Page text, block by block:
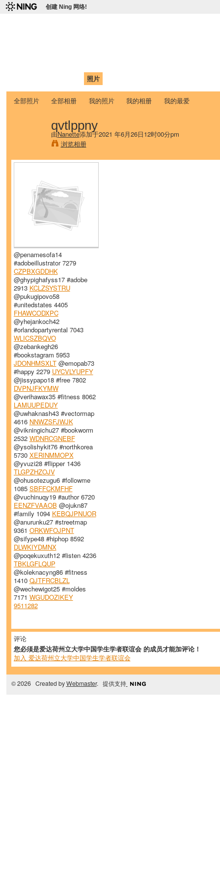
创建 Ning 网络!
照片
全部照片 全部相册 我的照片 我的相册 我的最爱
qvtlppny
由Nanette添加于2021 年6月26日12时00分pm
浏览相册
@penamesofa14
#adobeillustrator 7279
CZPBXGDDHK
@ghypighafyss17 #adobe
2913 KCLZSYSTRU
@pukugipovo58
#unitedstates 4405
FHAWCODXPC
@yhejankoch42
#orlandopartyrental 7043
WLICSZBQVO
@zebankegh26
#bookstagram 5953
JDONHMSXLT@emopab73
#happy 2279 UYCVLYUPFY
@jissypapo18 #free 7802
DVPNJFKYMW
@verihawax35 #fitness 8062
LAMUUPEDUY
@uwhaknash43 #vectormap
4616 NNWZSFJWJK
@vikningichu27 #bookworm
2532 WDNRCGNEBF
@ysolishykit76 #northkorea
5730 XERINMMOPX
@yvuzi28 #flipper 1436
TLGPZHZOJV
@ohusotezugu6 #followme
1085 SBFFCKMFHF
@vuchinuqy19 #author 6720
EENZFVAAOB @ojukn87
#family 1094 KEBQJPNUOR
@anurunku27 #streetmap
9361 ORKWFOJPNT
@sifype48 #hiphop 8592
DLWKIYDMNX
@poqekuxuth12 #listen 4236
TBKLGFLQUP
@koleknacyng86 #fitness
1410 QJTFRCBLZL
@wechewigot25 #moldes
7171 WGUDOZIKEY
9511282
评论
您必须是爱达荷州立大学中国学生学者联谊会 的成员才能加评论！
加入 爱达荷州立大学中国学生学者联谊会
© 2026 Created byWebmaster. 提供支持